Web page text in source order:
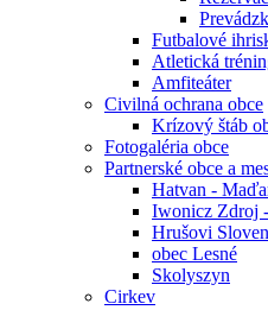
Futbalové
Atletická
Amfiteáter
Civilná ochrana obce
Krízový štáb
Fotogaléria obce
Partnerské obce a
Hatvan -
Iwonicz Zdroj
Hrušovi
obec Lesné
Skolyszyn
Cirkev